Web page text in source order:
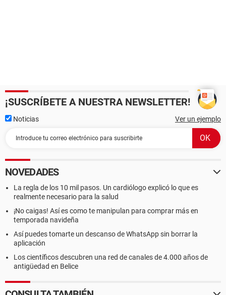
¡SUSCRÍBETE A NUESTRA NEWSLETTER!
Noticias Ver un ejemplo
NOVEDADES
La regla de los 10 mil pasos. Un cardiólogo explicó lo que es
realmente necesario para la salud
¡No caigas! Así es como te manipulan para comprar más en
temporada navideña
Así puedes tomarte un descanso de WhatsApp sin borrar la
aplicación
Los científicos descubren una red de canales de 4.000 años de
antigüedad en Belice